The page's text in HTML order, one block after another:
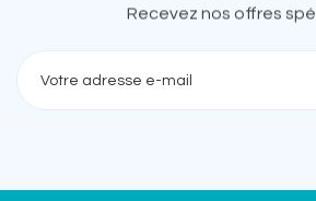
Recevez nos offres